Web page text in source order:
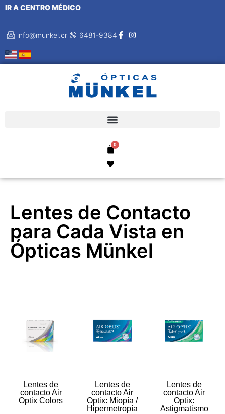
IR A CENTRO MÉDICO
info@munkel.cr 6481-9384
Lentes de Contacto
para Cada Vista en
Ópticas Münkel
Lentes de
contacto Air
Optix Colors
Lentes de
contacto Air
Optix: Miopía /
Hipermetropía
Lentes de
contacto Air
Optix:
Astigmatismo